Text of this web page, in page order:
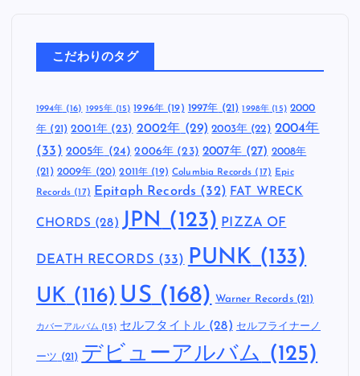
こだわりのタグ
1994年(16) 1995年 (15) 1996年(19) 1997年 (21) 1998年 (15) 2000
年 (21) 2001年(23) 2002年 (29) 2003年 (22) 2004年
(33) 2005年 (24) 2006年 (23) 2007年(27) 2008年
(21) 2009年 (20) 2011年 (19) Columbia Records (17) Epic
Records (17) Epitaph Records (32) FAT WRECK
CHORDS (28) JPN (123) PIZZA OF
DEATH RECORDS (33) PUNK (133)
UK (116) US (168) Warner Records(21)
カバーアルバム (15) セルフタイトル(28) セルフライナーノ
ーツ (21) デビューアルバム (125)